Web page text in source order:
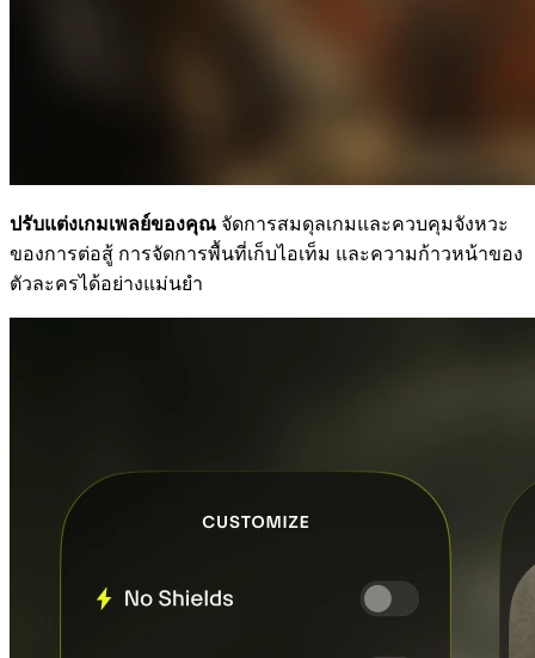
ปรับแต่งเกมเพลย์ของคุณ จัดการสมดุลเกมและควบคุมจังหวะ
ของการต่อสู้ การจัดการพื้นที่เก็บไอเท็ม และความก้าวหน้าของ
ตัวละครได้อย่างแม่นยำ